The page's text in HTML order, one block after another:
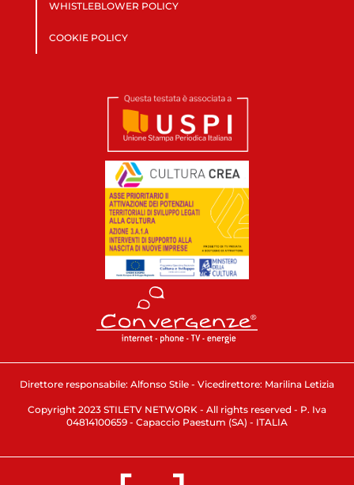
WHISTLEBLOWER POLICY
COOKIE POLICY
Direttore responsabile: Alfonso Stile - Vicedirettore: Marilina Letizia
Copyright 2023 STILETV NETWORK - All rights reserved - P. Iva
04814100659 - Capaccio Paestum (SA) - ITALIA